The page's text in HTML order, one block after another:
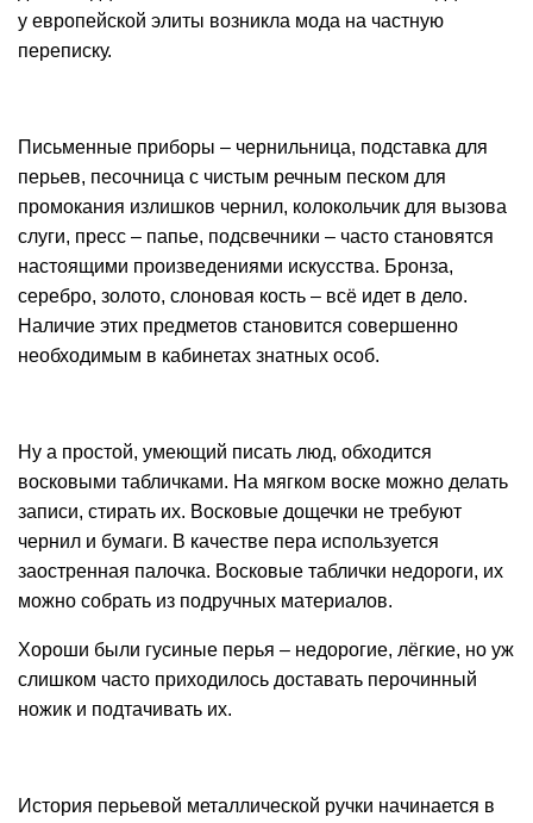
у европейской элиты возникла мода на частную
переписку.
Письменные приборы – чернильница, подставка для
перьев, песочница с чистым речным песком для
промокания излишков чернил, колокольчик для вызова
слуги, пресс – папье, подсвечники – часто становятся
настоящими произведениями искусства. Бронза,
серебро, золото, слоновая кость – всё идет в дело.
Наличие этих предметов становится совершенно
необходимым в кабинетах знатных особ.
Ну а простой, умеющий писать люд, обходится
восковыми табличками. На мягком воске можно делать
записи, стирать их. Восковые дощечки не требуют
чернил и бумаги. В качестве пера используется
заостренная палочка. Восковые таблички недороги, их
можно собрать из подручных материалов.
Хороши были гусиные перья – недорогие, лёгкие, но уж
слишком часто приходилось доставать перочинный
ножик и подтачивать их.
История перьевой металлической ручки начинается в